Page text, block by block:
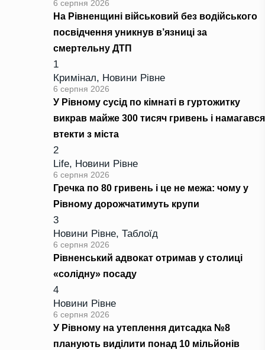
6 серпня 2026
На Рівненщині військовий без водійського
посвідчення уникнув в’язниці за
смертельну ДТП
1
Кримінал, Новини Рівне
6 серпня 2026
У Рівному сусід по кімнаті в гуртожитку
викрав майже 300 тисяч гривень і намагався
втекти з міста
2
Life, Новини Рівне
6 серпня 2026
Гречка по 80 гривень і це не межа: чому у
Рівному дорожчатимуть крупи
3
Новини Рівне, Таблоїд
6 серпня 2026
Рівненський адвокат отримав у столиці
«солідну» посаду
4
Новини Рівне
6 серпня 2026
У Рівному на утеплення дитсадка №8
планують виділити понад 10 мільйонів